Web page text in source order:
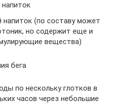
напиток
напиток (по составу может
но содержит еще и
вещества)
бега
по нескольку глотков в
часов через небольшие